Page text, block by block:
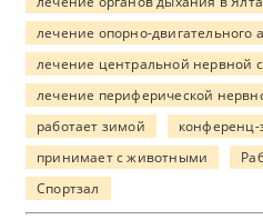
лечение опорно-двигательного
лечение центральной нервной
лечение периферической
работает зимой
конференц-
принимает с животными
Спортзал